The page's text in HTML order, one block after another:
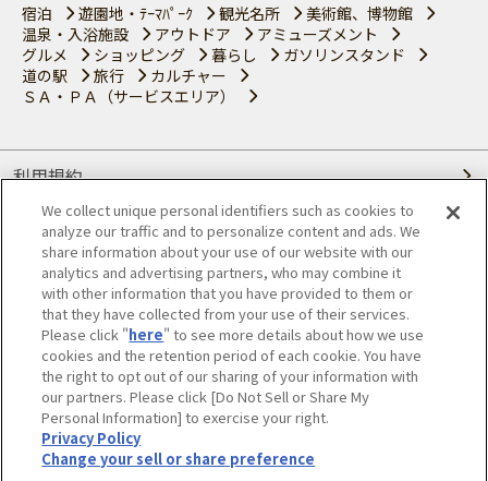
宿泊
遊園地・ﾃｰﾏﾊﾟｰｸ 観光名所
美術館、博物館
温泉・入浴施設
アウトドア
アミューズメント
グルメ
ショッピング 暮らし
ガソリンスタンド
道の駅
旅行
カルチャー
ＳＡ・ＰＡ（サービスエリア）
利用規約
個人情報の取り扱いについて
会員優待サービスの提携をご検討の方へ
JAFホームページ
© JAPAN AUTOMOBILE FEDERATION. All rights reserved.
We collect unique personal identifiers such as cookies to
analyze our traffic and to personalize content and ads. We
share information about your use of our website with our
analytics and advertising partners, who may combine it
with other information that you have provided to them or
that they have collected from your use of their services.
Please click "here" to see more details about how we use
cookies and the retention period of each cookie. You have
the right to opt out of our sharing of your information with
our partners. Please click [Do Not Sell or Share My
Personal Information] to exercise your right.
Privacy Policy
Change your sell or share preference